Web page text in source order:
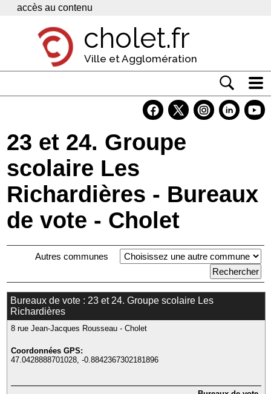
Panneau de gestion des cookies
accès au contenu
cholet.fr
Ville et Agglomération
Vivre à Cholet
Economie
23 et 24. Groupe
scolaire Les
Richardières - Bureaux
de vote - Cholet
Autres communes
Bureaux de vote : 23 et 24. Groupe scolaire Les
Richardières
8 rue Jean-Jacques Rousseau - Cholet
Coordonnées GPS:
47.0428888701028, -0.8842367302181896